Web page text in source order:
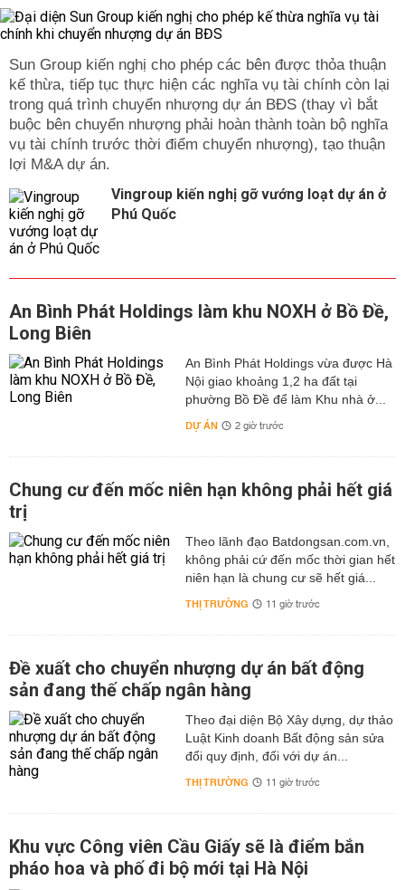
Sun Group kiến nghị cho phép các bên được thỏa thuận
kế thừa, tiếp tục thực hiện các nghĩa vụ tài chính còn lại
trong quá trình chuyển nhượng dự án BĐS (thay vì bắt
buộc bên chuyển nhượng phải hoàn thành toàn bộ nghĩa
vụ tài chính trước thời điểm chuyển nhượng), tạo thuận
lợi M&A dự án.
Vingroup kiến nghị gỡ vướng loạt dự án ở
Phú Quốc
An Bình Phát Holdings làm khu NOXH ở Bồ Đề,
Long Biên
An Bình Phát Holdings vừa được Hà
Nội giao khoảng 1,2 ha đất tại
phường Bồ Đề để làm Khu nhà ở...
DỰ ÁN 2 giờ trước
Chung cư đến mốc niên hạn không phải hết giá
trị
Theo lãnh đạo Batdongsan.com.vn,
không phải cứ đến mốc thời gian hết
niên hạn là chung cư sẽ hết giá...
THỊ TRƯỜNG 11 giờ trước
Đề xuất cho chuyển nhượng dự án bất động
sản đang thế chấp ngân hàng
Theo đại diện Bộ Xây dựng, dự thảo
Luật Kinh doanh Bất động sản sửa
đổi quy định, đối với dự án...
THỊ TRƯỜNG 11 giờ trước
Khu vực Công viên Cầu Giấy sẽ là điểm bắn
pháo hoa và phố đi bộ mới tại Hà Nội